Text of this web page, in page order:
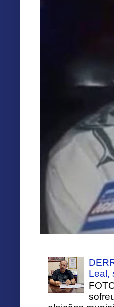
Leal,